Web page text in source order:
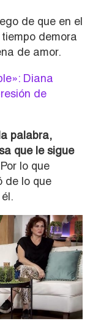
de que en el
demora
de amor.
Diana
de
palabra,
que le sigue
Por lo que
de lo que